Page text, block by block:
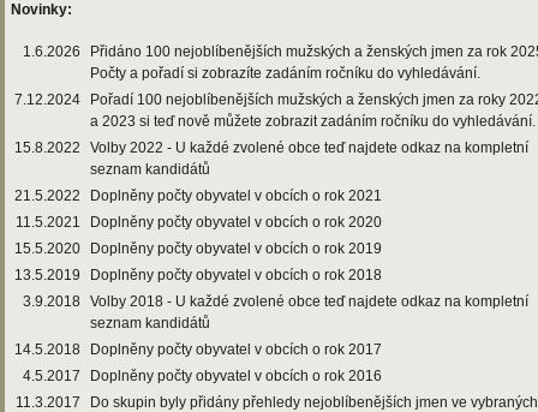
Novinky:
1.6.2026
Přidáno 100 nejoblíbenějších mužských a ženských jmen za rok
Počty a pořadí si zobrazíte zadáním ročníku do vyhledávání.
7.12.2024
Pořadí 100 nejoblíbenějších mužských a ženských jmen za roky
a 2023 si teď nově můžete zobrazit zadáním ročníku do vyhledávání.
15.8.2022
Volby 2022 - U každé zvolené obce teď najdete odkaz na kompletní
seznam kandidátů
21.5.2022
Doplněny počty obyvatel v obcích o rok 2021
11.5.2021
Doplněny počty obyvatel v obcích o rok 2020
15.5.2020
Doplněny počty obyvatel v obcích o rok 2019
13.5.2019
Doplněny počty obyvatel v obcích o rok 2018
3.9.2018 Volby 2018 - U každé zvolené obce teď najdete odkaz na kompletní
seznam kandidátů
14.5.2018
Doplněny počty obyvatel v obcích o rok 2017
4.5.2017
Doplněny počty obyvatel v obcích o rok 2016
11.3.2017
Do skupin byly přidány přehledy nejoblíbenějších jmen ve vybraných